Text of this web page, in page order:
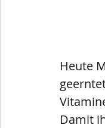
Heute
Damit